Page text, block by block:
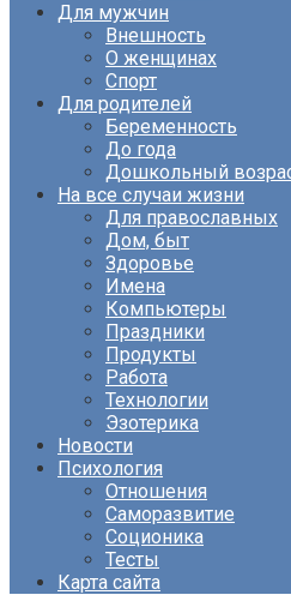
Для мужчин
Внешность
О женщинах
Спорт
Для родителей
Беременность
До года
Дошкольный
На все случаи жизни
Для православных
Дом, быт
Здоровье
Имена
Компьютеры
Праздники
Продукты
Работа
Технологии
Эзотерика
Новости
Психология
Отношения
Саморазвитие
Соционика
Тесты
Карта сайта